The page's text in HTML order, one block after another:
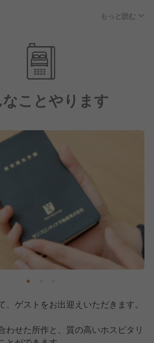
に必ず向き合う
る「利他」に基づいた行動原理を大
ラン、清掃、設備管理など部門を問
りません。
に高いレベルでサービスを提供し続
みを発揮しています。
もっと読む
ことやります
、ゲストをお出迎えいただきます。
わせた所作と、質の高いホスピタリ